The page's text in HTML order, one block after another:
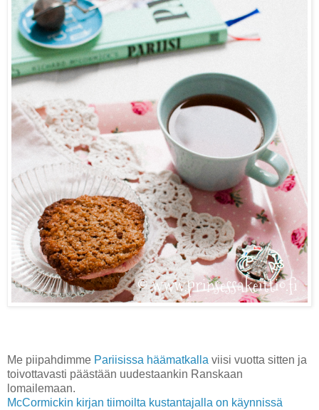
Me piipahdimme Pariisissa häämatkalla viisi vuotta sitten ja
toivottavasti päästään uudestaankin Ranskaan
lomailemaan.
McCormickin kirjan tiimoilta kustantajalla on käynnissä